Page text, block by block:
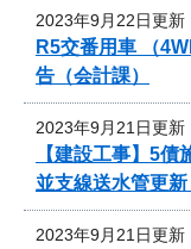
2023年9月22日更新
R5交番用車 （
告（会計課）
2023年9月21日更新
【建設工事】5
並支線送水管更
2023年9月21日更新